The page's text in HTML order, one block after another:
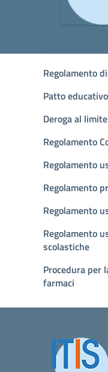
Regolamento
Patto
Deroga al
Regolamento
Regolamento
Regolamento
Regolamento
Regolamento
scolastiche
Procedura per
farmaci